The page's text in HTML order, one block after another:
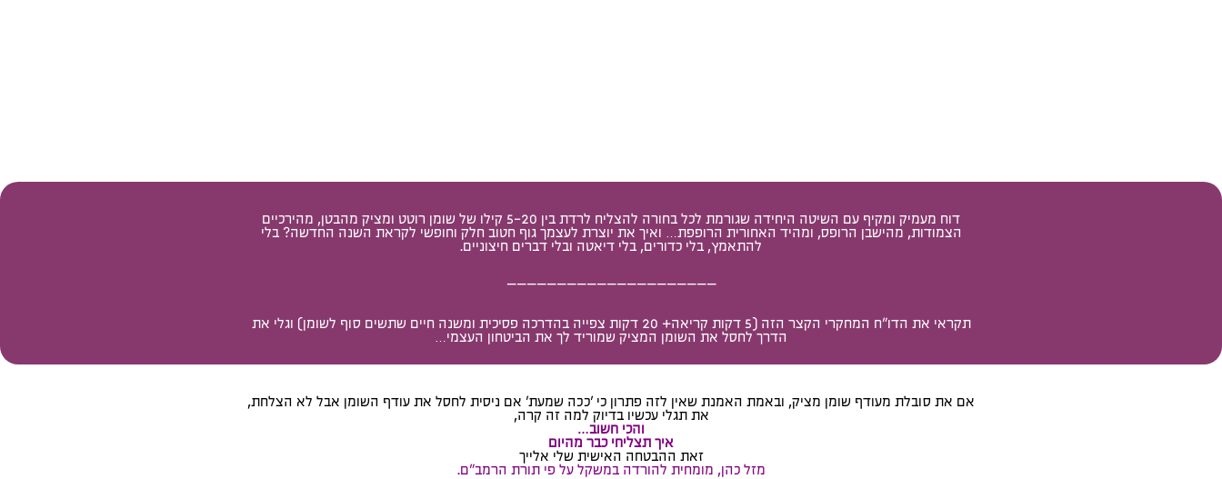
דוח מעמיק ומקיף עם השיטה היחידה שגורמת לכל בחורה להצליח לרדת בין 5-20 קילו של שומן רוטט ומציק מהבטן, מהירכיים
הצמודות, מהישבן הרופס, ומהיד האחורית הרופפת… ​​ואיך את יוצרת לעצמך גוף חטוב חלק וחופשי לקראת השנה החדשה? בלי
להתאמץ,​ בלי כדורים, בלי דיאטה ובלי דברים חיצוניים.
תקראי את הדו"ח המחקרי הקצר הזה (5 דקות קריאה+ 20 דקות צפייה בהדרכה פסיכית ומשנה חיים שתשים סוף לשומן) וגלי את
הדרך לחסל את השומן המציק שמוריד לך את הביטחון העצמי…
אם את סובלת מעודף שומן מציק, ובאמת האמנת שאין לזה פתרון כי 'ככה שמעת' אם ניסית לחסל את עודף השומן אבל לא הצלחת,
את תגלי עכשיו בדיוק למה זה קרה,
​​והכי חשוב…
איך תצליחי כבר מהיום
זאת ההבטחה האישית שלי אלייך
מזל כהן, מומחית להורדה במשקל על פי תורת הרמב"ם.